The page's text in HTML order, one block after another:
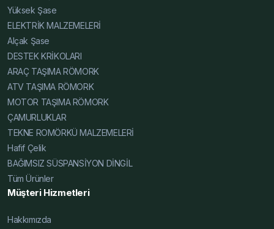
Şasesi Uygun Fiyat, Alçak Şase Uygun Fiyat, Yüksek
Şase Uygun Fiyat
Yüksek Şase
ELEKTRİK MALZEMELERİ
Alçak Şase
DESTEK KRİKOLARI
ARAÇ TAŞIMA RÖMORK
ATV TAŞIMA RÖMORK
MOTOR TAŞIMA RÖMORK
ÇAMURLUKLAR
TEKNE ROMÖRKÜ MALZEMELERİ
Hafif Çelik
BAĞIMSIZ SÜSPANSİYON DİNGİL
Tüm Ürünler
Müşteri Hizmetleri
Hakkımızda